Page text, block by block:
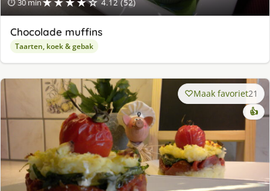
⏱ 30 min 4.12 (52)
Chocolade muffins
Taarten, koek & gebak
Maak favoriet21
👍